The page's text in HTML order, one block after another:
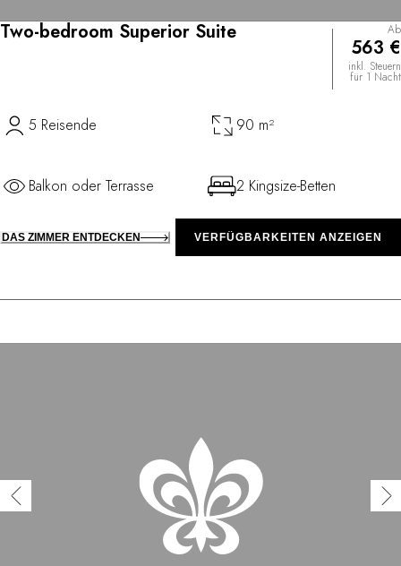
Two-bedroom Superior Suite Ab
563 €
inkl. Steuern
für 1 Nacht
5 Reisende 90 m²
Balkon oder Terrasse 2 Kingsize-Betten
DAS ZIMMER ENTDECKEN VERFÜGBARKEITEN ANZEIGEN